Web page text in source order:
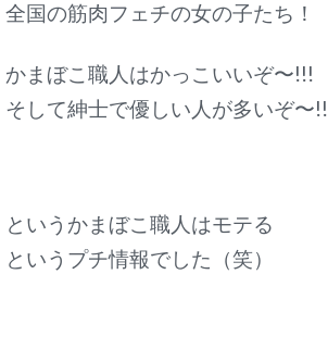
全国の筋肉フェチの女の子たち！
かまぼこ職人はかっこいいぞ〜!!!
そして紳士で優しい人が多いぞ〜!!
というかまぼこ職人はモテる
というプチ情報でした（笑）